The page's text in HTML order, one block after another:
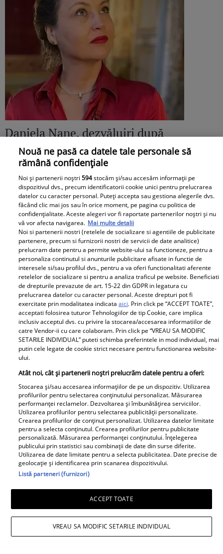
Daniela Nane, dezvăluiri după
despărțirea de Octavian Ene. Cum se
simte actrița: „Nu simt nicio lipsă”
Andreea Popescu și fosta soacră, schimb
de replici. Ce i-a spus mama lui Rareș
Cojoc influenceriței: „Am găsit soluția”
Nouă ne pasă ca datele tale personale să
rămână confidențiale
Noi și partenerii noștri594stocăm și/sau accesăm informații pe
dispozitivul dvs., precum identificatorii cookie unici pentru prelucrarea
datelor cu caracter personal. Puteți accepta sau gestiona alegerile dvs.
făcând clic mai jos sau în orice moment, pe pagina cu politica de
confidențialitate. Aceste alegeri vor fi raportate partenerilor noștri și nu
vă vor afecta navigarea. Mai multe detalii
Noi si partenerii nostri (retelele de socializare si agentiile de publicitate
partenere, precum si furnizorii nostri de servicii de date analitice)
prelucram date pentru a permite website-ului sa functioneze, pentru a
personaliza continutul si anunturile publicitare afisate in functie de
interesele si/sau profilul dvs., pentru a va oferi functionalitati aferente
retelelor de socializare si pentru a analiza traficul pe website. Beneficiati
de drepturile prevazute de art. 15-22 din GDPR in legatura cu
prelucrarea datelor cu caracter personal. Aceste drepturi pot fi
exercitate prin modalitatea indicataaici. Prin click pe “ACCEPT TOATE”,
acceptati folosirea tuturor Tehnologiilor de tip Cookie, care implica
inclusiv acceptul dvs. cu privire la stocarea/accesarea informatiilor de
catre Vendor-ii cu care colaboram. Prin click pe “VREAU SA MODIFIC
SETARILE INDIVIDUAL” puteti schimba preferintele in mod individual, mai
putin cele legate de cookie strict necesare pentru functionarea website-
ului.
Atât noi, cât și partenerii noștri prelucrăm datele pentru a oferi:
Stocarea și/sau accesarea informațiilor de pe un dispozitiv. Utilizarea
profilurilor pentru selectarea conținutului personalizat. Măsurarea
performanței reclamelor. Dezvoltarea și îmbunătățirea serviciilor.
Utilizarea profilurilor pentru selectarea publicității personalizate.
Crearea profilurilor de conținut personalizat. Utilizarea datelor limitate
pentru a selecta conținutul. Crearea profilurilor pentru publicitate
personalizată. Măsurarea performanței conținutului. Înțelegerea
publicului prin statistici sau combinații de date din surse diferite.
Utilizarea de date limitate pentru a selecta publicitatea. Date precise de
geolocație și identificarea prin scanarea dispozitivului.
Listă parteneri (furnizori)
ACCEPT TOATE
VREAU SA MODIFIC SETARILE INDIVIDUAL